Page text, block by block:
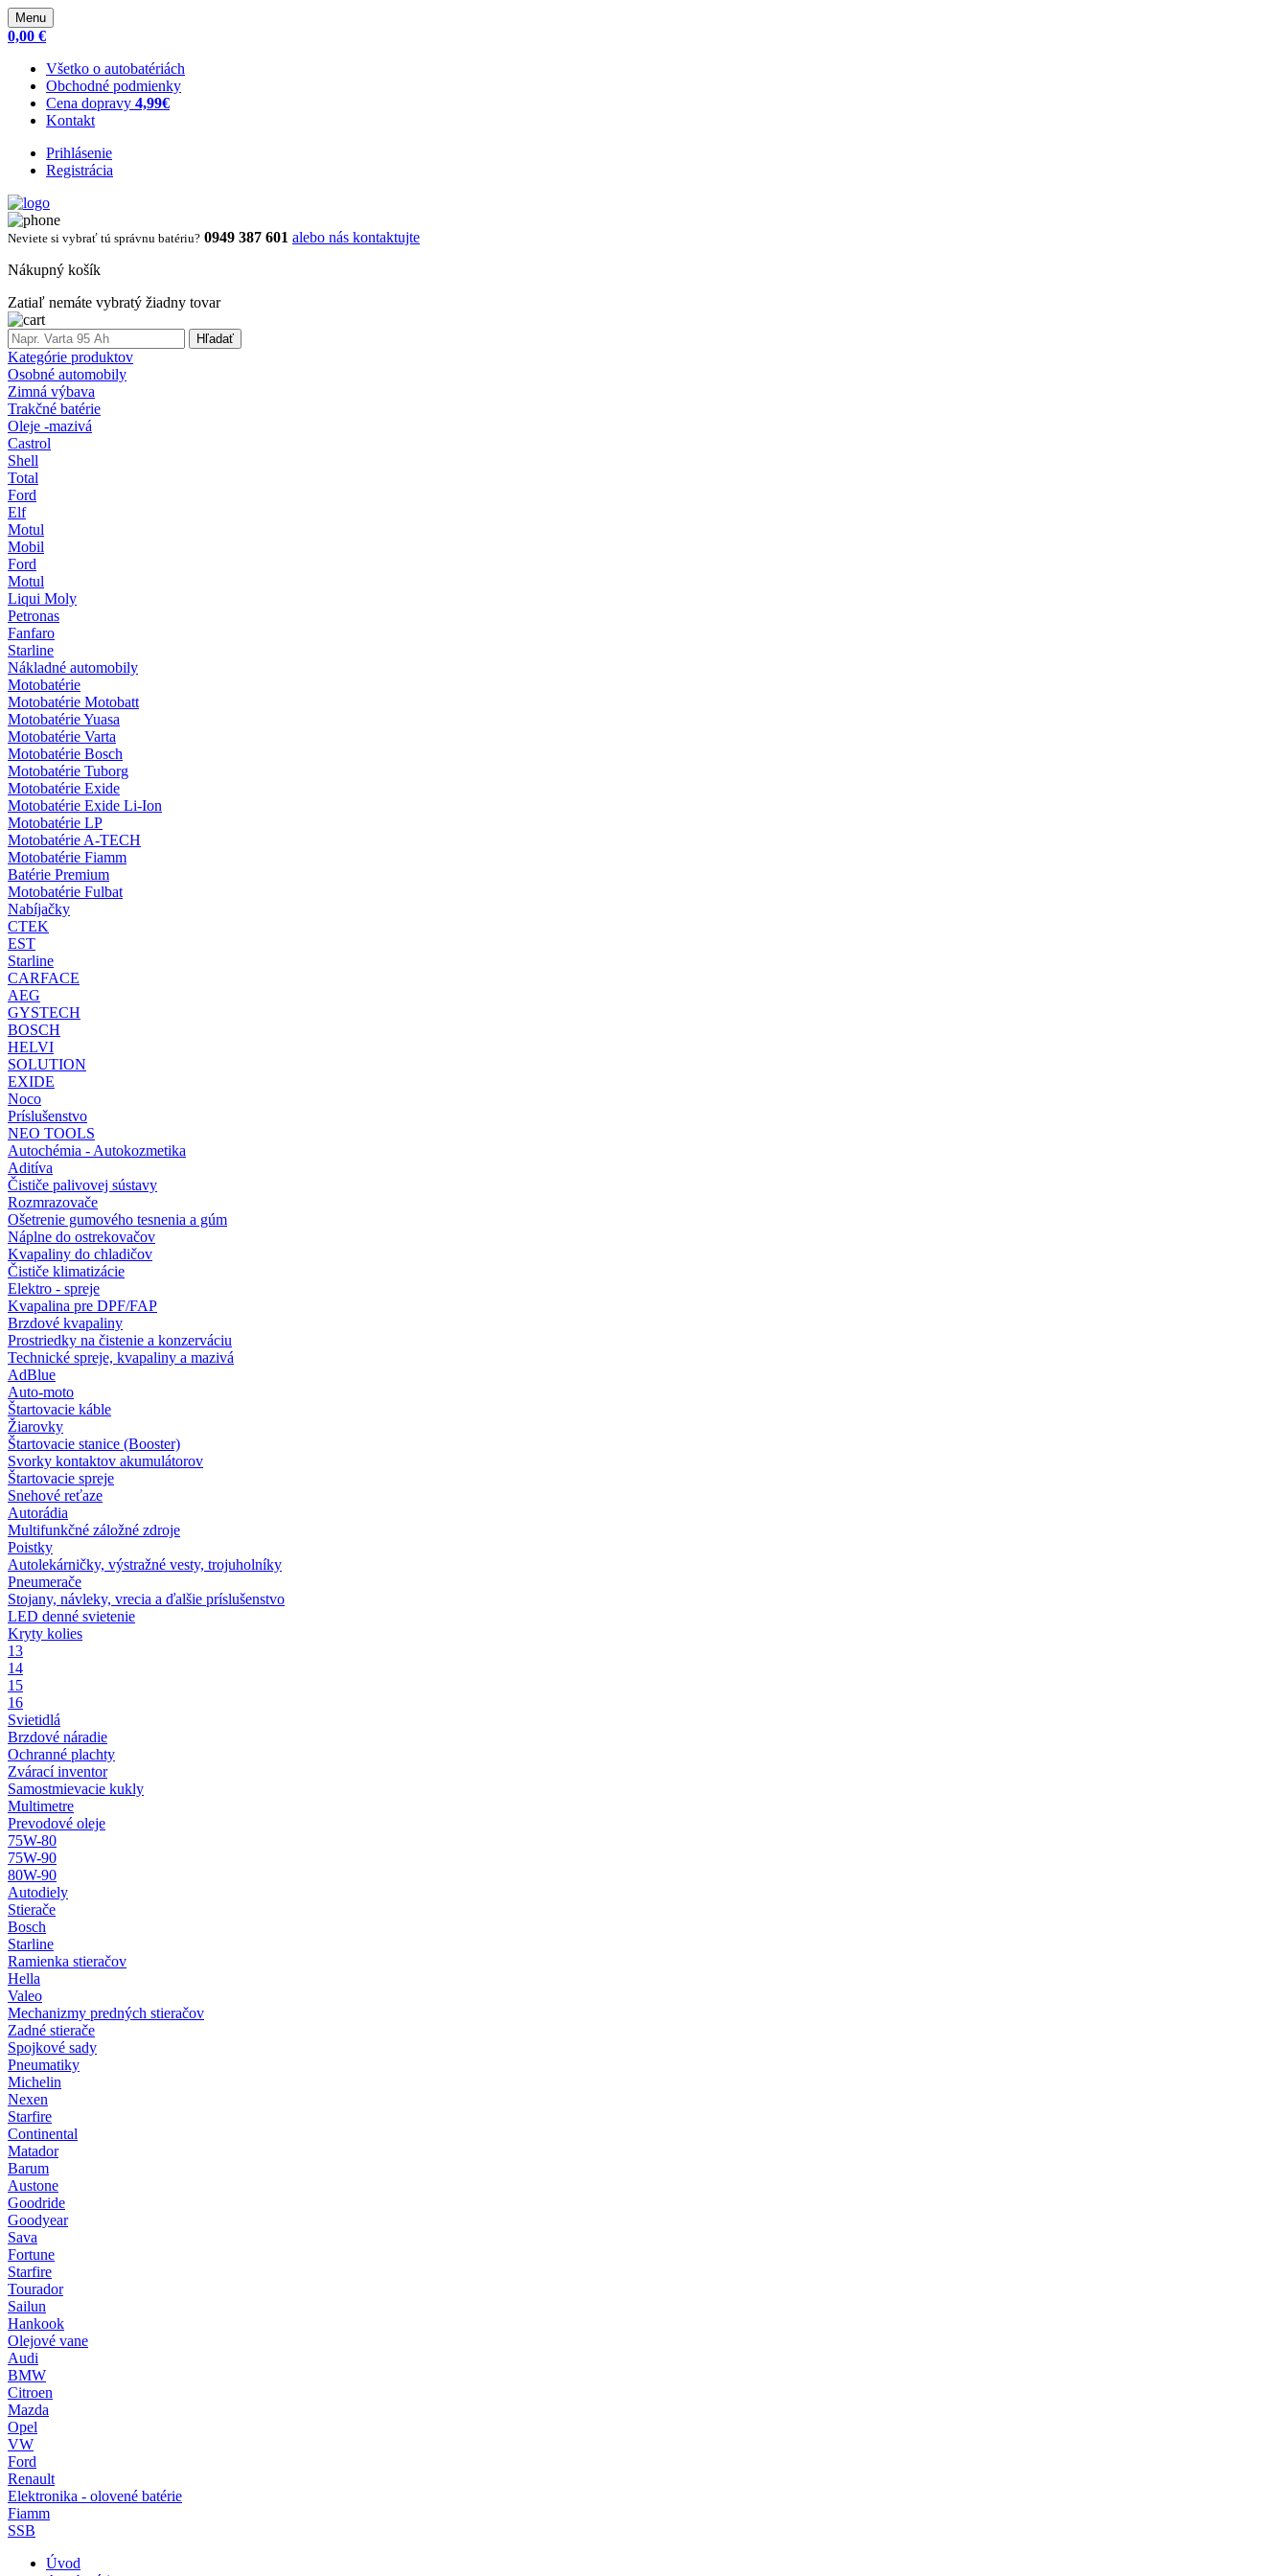
Menu
0,00 €
Všetko o autobatériách
Obchodné podmienky
Cena dopravy 4,99€
Kontakt
Prihlásenie
Registrácia
Neviete si vybrať tú správnu batériu? 0949 387 601 alebo nás kontaktujte
Nákupný košík
Zatiaľ nemáte vybratý žiadny tovar
Hľadať
Kategórie produktov
Osobné automobily
Zimná výbava
Trakčné batérie
Oleje -mazivá
Castrol
Shell
Total
Ford
Elf
Motul
Mobil
Ford
Motul
Liqui Moly
Petronas
Fanfaro
Starline
Nákladné automobily
Motobatérie
Motobatérie Motobatt
Motobatérie Yuasa
Motobatérie Varta
Motobatérie Bosch
Motobatérie Tuborg
Motobatérie Exide
Motobatérie Exide Li-Ion
Motobatérie LP
Motobatérie A-TECH
Motobatérie Fiamm
Batérie Premium
Motobatérie Fulbat
Nabíjačky
CTEK
EST
Starline
CARFACE
AEG
GYSTECH
BOSCH
HELVI
SOLUTION
EXIDE
Noco
Príslušenstvo
NEO TOOLS
Autochémia - Autokozmetika
Aditíva
Čističe palivovej sústavy
Rozmrazovače
Ošetrenie gumového tesnenia a gúm
Náplne do ostrekovačov
Kvapaliny do chladičov
Čističe klimatizácie
Elektro - spreje
Kvapalina pre DPF/FAP
Brzdové kvapaliny
Prostriedky na čistenie a konzerváciu
Technické spreje, kvapaliny a mazivá
AdBlue
Auto-moto
Štartovacie káble
Žiarovky
Štartovacie stanice (Booster)
Svorky kontaktov akumulátorov
Štartovacie spreje
Snehové reťaze
Autorádia
Multifunkčné záložné zdroje
Poistky
Autolekárničky, výstražné vesty, trojuholníky
Pneumerače
Stojany, návleky, vrecia a ďalšie príslušenstvo
LED denné svietenie
Kryty kolies
13
14
15
16
Svietidlá
Brzdové náradie
Ochranné plachty
Zvárací inventor
Samostmievacie kukly
Multimetre
Prevodové oleje
75W-80
75W-90
80W-90
Autodiely
Stierače
Bosch
Starline
Ramienka stieračov
Hella
Valeo
Mechanizmy predných stieračov
Zadné stierače
Spojkové sady
Pneumatiky
Michelin
Nexen
Starfire
Continental
Matador
Barum
Austone
Goodride
Goodyear
Sava
Fortune
Starfire
Tourador
Sailun
Hankook
Olejové vane
Audi
BMW
Citroen
Mazda
Opel
VW
Ford
Renault
Elektronika - olovené batérie
Fiamm
SSB
Úvod